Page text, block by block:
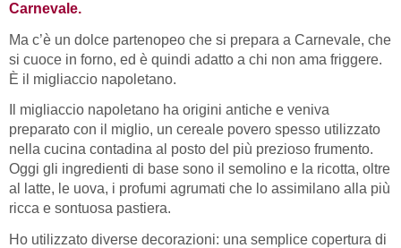
Carnevale.
Ma c’è un dolce partenopeo che si prepara a Carnevale, che
si cuoce in forno, ed è quindi adatto a chi non ama friggere.
È il migliaccio napoletano.
Il migliaccio napoletano ha origini antiche e veniva
preparato con il miglio, un cereale povero spesso utilizzato
nella cucina contadina al posto del più prezioso frumento.
Oggi gli ingredienti di base sono il semolino e la ricotta, oltre
al latte, le uova, i profumi agrumati che lo assimilano alla più
ricca e sontuosa pastiera.
Ho utilizzato diverse decorazioni: una semplice copertura di